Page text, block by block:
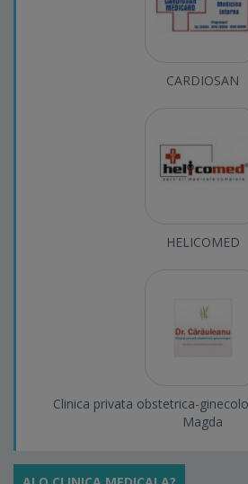
CARDIOSAN
HELICOMED
Clinica privata obstetrica-
Magda